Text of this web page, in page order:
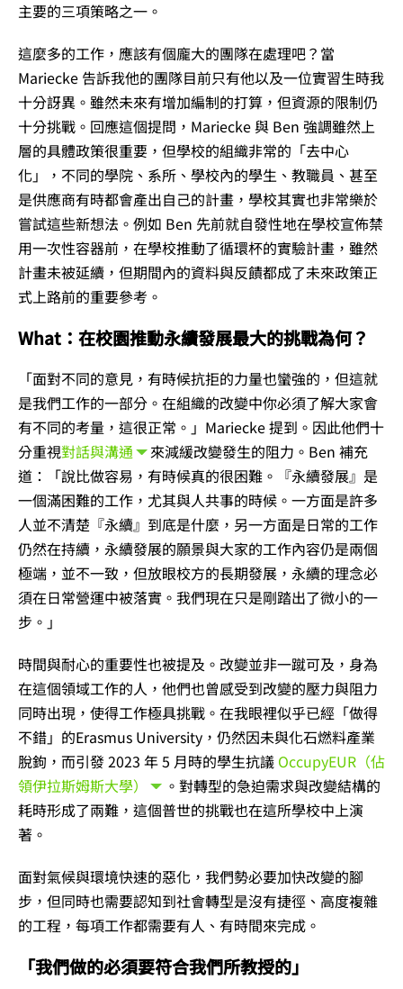
主要的三項策略之一。
這麼多的工作，應該有個龐大的團隊在處理吧？當
Mariecke 告訴我他的團隊目前只有他以及一位實習生時我
十分訝異。雖然未來有增加編制的打算，但資源的限制仍
十分挑戰。回應這個提問，Mariecke 與 Ben 強調雖然上
層的具體政策很重要，但學校的組織非常的「去中心
化」，不同的學院、系所、學校內的學生、教職員、甚至
是供應商有時都會產出自己的計畫，學校其實也非常樂於
嘗試這些新想法。例如 Ben 先前就自發性地在學校宣佈禁
用一次性容器前，在學校推動了循環杯的實驗計畫，雖然
計畫未被延續，但期間內的資料與反饋都成了未來政策正
式上路前的重要參考。
What：在校園推動永續發展最大的挑戰為何？
「面對不同的意見，有時候抗拒的力量也蠻強的，但這就
是我們工作的一部分。在組織的改變中你必須了解大家會
有不同的考量，這很正常。」Mariecke 提到。因此他們十
分重視對話與溝通
來減緩改變發生的阻力。Ben 補充
道：「說比做容易，有時候真的很困難。『永續發展』是
一個滿困難的工作，尤其與人共事的時候。一方面是許多
人並不清楚『永續』到底是什麼，另一方面是日常的工作
仍然在持續，永續發展的願景與大家的工作內容仍是兩個
極端，並不一致，但放眼校方的長期發展，永續的理念必
須在日常營運中被落實。我們現在只是剛踏出了微小的一
步。」
時間與耐心的重要性也被提及。改變並非一蹴可及，身為
在這個領域工作的人，他們也曾感受到改變的壓力與阻力
同時出現，使得工作極具挑戰。在我眼裡似乎已經「做得
不錯」的Erasmus University，仍然因未與化石燃料產業
脫鉤，而引發 2023 年 5 月時的學生抗議 OccupyEUR（佔
領伊拉斯姆斯大學）
。對轉型的急迫需求與改變結構的
耗時形成了兩難，這個普世的挑戰也在這所學校中上演
著。
面對氣候與環境快速的惡化，我們勢必要加快改變的腳
步，但同時也需要認知到社會轉型是沒有捷徑、高度複雜
的工程，每項工作都需要有人、有時間來完成。
「我們做的必須要符合我們所教授的」